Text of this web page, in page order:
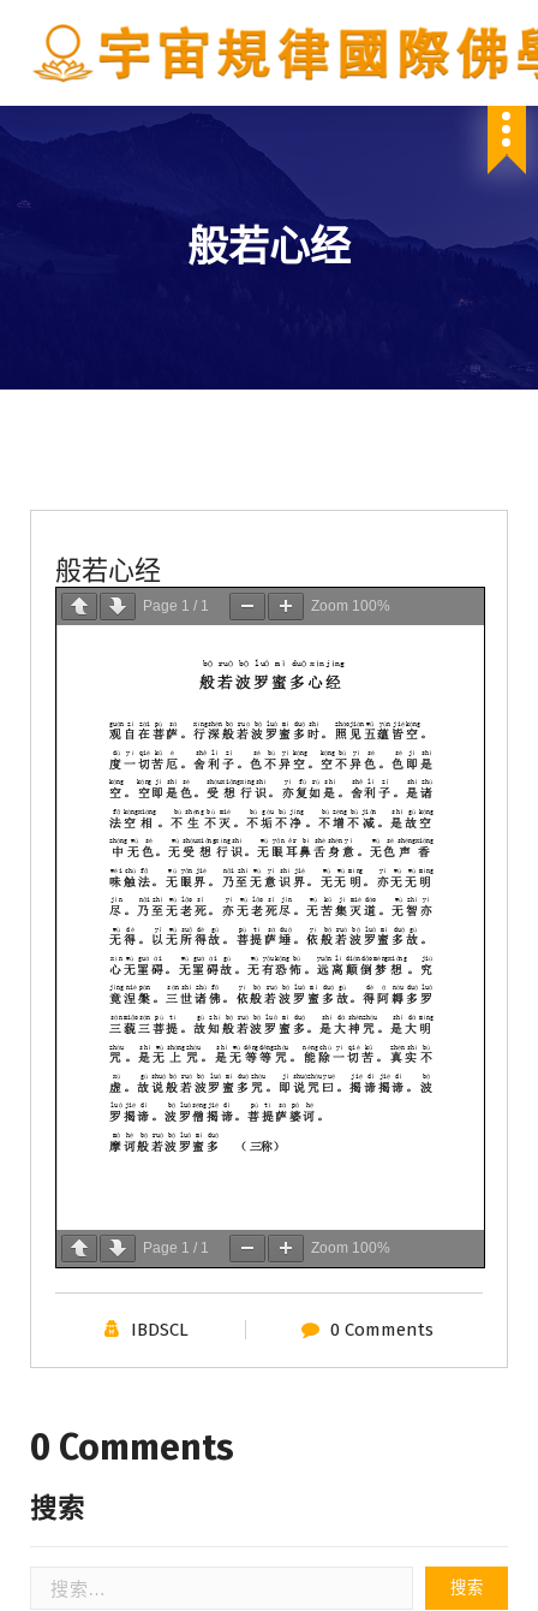
般若心经
般若心经
Page 1 / 1 Zoom 100%
Page 1 / 1 Zoom 100%
IBDSCL 0 Comments
0 Comments
搜索